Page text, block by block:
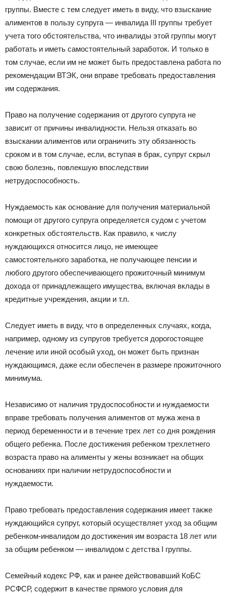
группы. Вместе с тем следует иметь в виду, что взыскание
алиментов в пользу супруга — инвалида III группы требует
учета того обстоятельства, что инвалиды этой группы могут
работать и иметь самостоятельный заработок. И только в
том случае, если им не может быть предоставлена работа по
рекомендации ВТЭК, они вправе требовать предоставления
им содержания.
Право на получение содержания от другого супруга не
зависит от причины инвалидности. Нельзя отказать во
взыскании алиментов или ограничить эту обязанность
сроком и в том случае, если, вступая в брак, супруг скрыл
свою болезнь, повлекшую впоследствии
нетрудоспособность.
Нуждаемость как основание для получения материальной
помощи от другого супруга определяется судом с учетом
конкретных обстоятельств. Как правило, к числу
нуждающихся относится лицо, не имеющее
самостоятельного заработка, не получающее пенсии и
любого другого обеспечивающего прожиточный минимум
дохода от принадлежащего имущества, включая вклады в
кредитные учреждения, акции и т.п.
Следует иметь в виду, что в определенных случаях, когда,
например, одному из супругов требуется дорогостоящее
лечение или иной особый уход, он может быть признан
нуждающимся, даже если обеспечен в размере прожиточного
минимума.
Независимо от наличия трудоспособности и нуждаемости
вправе требовать получения алиментов от мужа жена в
период беременности и в течение трех лет со дня рождения
общего ребенка. После достижения ребенком трехлетнего
возраста право на алименты у жены возникает на общих
основаниях при наличии нетрудоспособности и
нуждаемости.
Право требовать предоставления содержания имеет также
нуждающийся супруг, который осуществляет уход за общим
ребенком-инвалидом до достижения им возраста 18 лет или
за общим ребенком — инвалидом с детства I группы.
Семейный кодекс РФ, как и ранее действовавший КоБС
РСФСР, содержит в качестве прямого условия для